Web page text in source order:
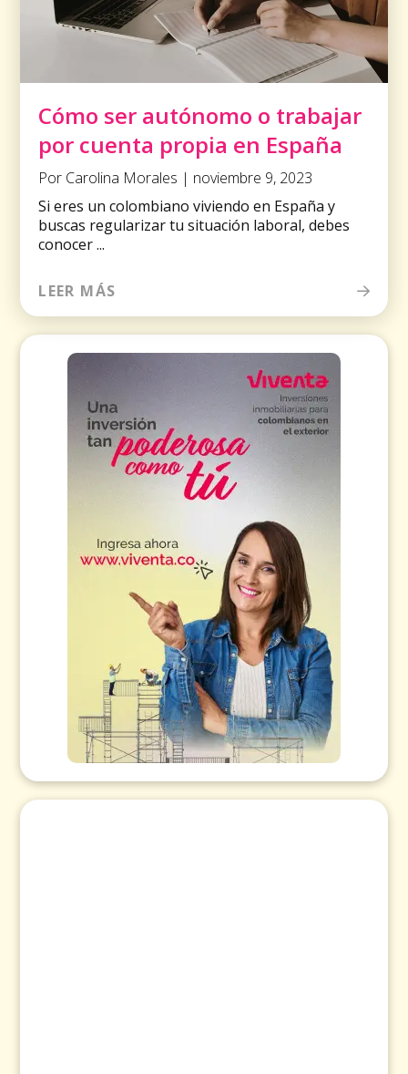
Cómo ser autónomo o trabajar
por cuenta propia en España
Por Carolina Morales | noviembre 9, 2023
Si eres un colombiano viviendo en España y
buscas regularizar tu situación laboral, debes
conocer ...
LEER MÁS